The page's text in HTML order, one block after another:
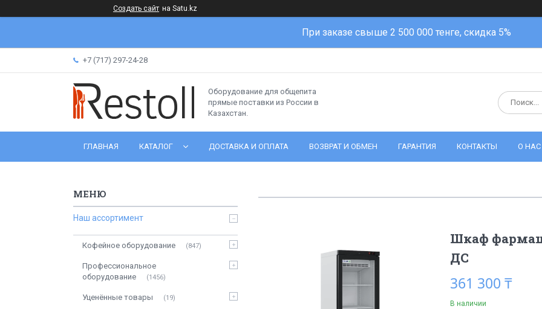
Создать сайт на Satu.kz
При заказе свыше 2 500 000 тенге, скидка 5%
+7 (717) 297-24-28
Оборудование для общепита
прямые поставки из России в
Казахстан.
ГЛАВНАЯ КАТАЛОГ ДОСТАВКА И ОПЛАТА ВОЗВРАТ И ОБМЕН ГАРАНТИЯ КОНТАКТЫ О НАС
Шкаф
ДС
361 300 ₸
В наличии
Наш ассортимент
Кофейное оборудование 847
Профессиональное
оборудование
1456
Уценённые товары 19